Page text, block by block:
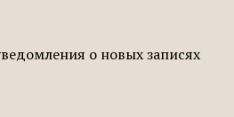
о новых записях